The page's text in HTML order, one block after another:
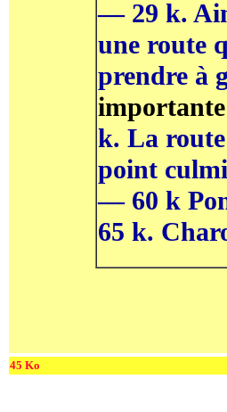
— 29 k.
une route
prendre à
k. La
point
— 60 k
65 k.
45 Ko